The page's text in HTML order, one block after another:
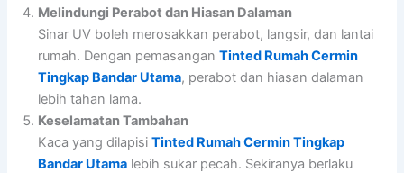
Melindungi Perabot dan Hiasan Dalaman
Sinar UV boleh merosakkan perabot, langsir, dan lantai
rumah. Dengan pemasanganTinted Rumah Cermin
Tingkap Bandar Utama, perabot dan hiasan dalaman
lebih tahan lama.
Keselamatan Tambahan
Kaca yang dilapisiTinted Rumah Cermin Tingkap
Bandar Utama lebih sukar pecah. Sekiranya berlaku